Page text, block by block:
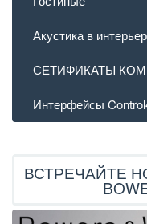
Акустика в
СЕТИФИКАТЫ
Интерфейсы
ВСТРЕЧАЙТЕ